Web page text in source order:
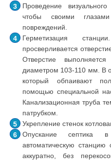
Проведение
чтобы своими
повреждений.
Герметизация
просверливается
Отверстие
диаметром 103-110 мм. В
который обпаивают
помощью специальной
Канализационная труба
патрубком.
Укрепление стенок
Опускание септика в
автоматическую станцию
аккуратно, без